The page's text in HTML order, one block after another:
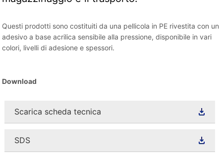
Questi prodotti sono costituiti da una pellicola in PE rivestita con un
adesivo a base acrilica sensibile alla pressione, disponibile in vari
colori, livelli di adesione e spessori.
Download
Scarica scheda tecnica
SDS